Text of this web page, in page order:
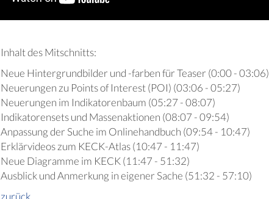
Inhalt des Mitschnitts:
Neue Hintergrundbilder und -farben für Teaser (0:00 - 03:06)
Neuerungen zu Points of Interest (POI) (03:06 - 05:27)
Neuerungen im Indikatorenbaum (05:27 - 08:07)
Indikatorensets und Massenaktionen (08:07 - 09:54)
Anpassung der Suche im Onlinehandbuch (09:54 - 10:47)
Erklärvideos zum KECK-Atlas (10:47 - 11:47)
Neue Diagramme im KECK (11:47 - 51:32)
Ausblick und Anmerkung in eigener Sache (51:32 - 57:10)
zurück